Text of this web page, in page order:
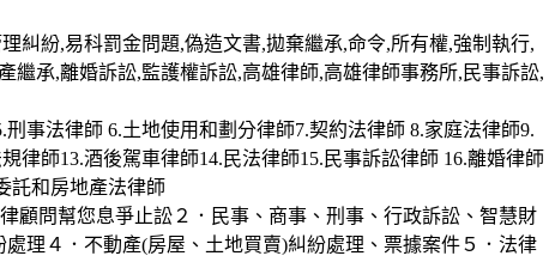
糾紛,易科罰金問題,偽造文書,拋棄繼承,命令,所有權,強制執行,
繼承,離婚訴訟,監護權訴訟,高雄律師,高雄律師事務所,民事訴訟,
事法律師 6.土地使用和劃分律師7.契約法律師 8.家庭法律師9.
律師13.酒後駕車律師14.民法律師15.民事訴訟律師 16.離婚律師
託和房地產法律師
顧問幫您息爭止訟２．民事、商事、刑事、行政訴訟、智慧財
理４．不動產(房屋、土地買賣)糾紛處理、票據案件５．法律